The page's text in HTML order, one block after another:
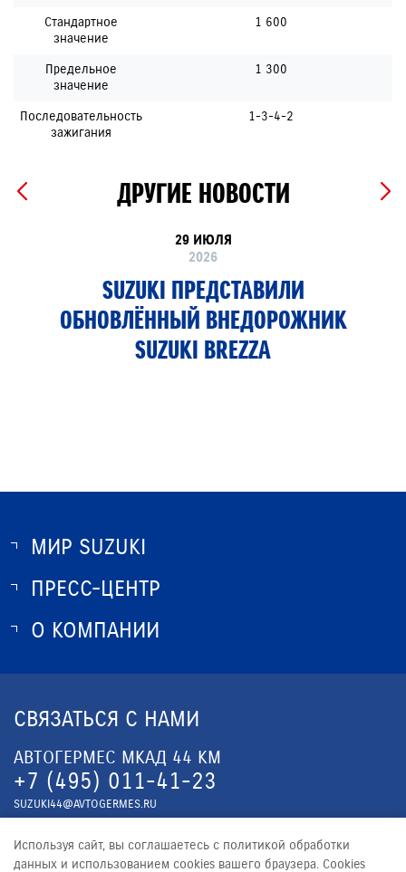
Стандартное
значение
1 600
Предельное
значение
1 300
Последовательность
зажигания
1-3-4-2
ДРУГИЕ НОВОСТИ
29 ИЮЛЯ
2026
SUZUKI ПРЕДСТАВИЛИ
ОБНОВЛЁННЫЙ ВНЕДОРОЖНИК
SUZUKI BREZZA
МИР SUZUKI
О SUZUKI
ОПТОВЫЕ ПРОДАЖИ ЗАПЧАСТЕЙ
ПРЕСС-ЦЕНТР
НОВОСТИ
О КОМПАНИИ
ЮРИДИЧЕСКАЯ ИНФОРМАЦИЯ
СВЯЗАТЬСЯ С НАМИ
АВТОГЕРМЕС МКАД 44 КМ
+7 (495) 011-41-23
SUZUKI44@AVTOGERMES.RU
АВТОГЕРМЕС Ш. ЭНТУЗИАСТОВ
+7 (495) 011-41-23
Используя сайт, вы соглашаетесь с политикой обработки
данных и использованием cookies вашего браузера. Cookies